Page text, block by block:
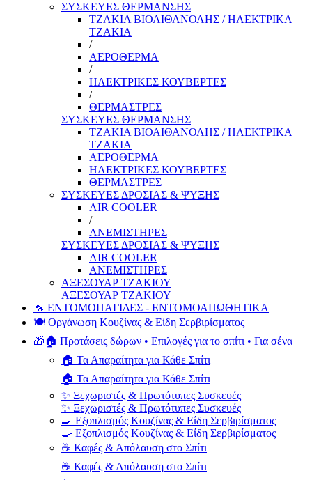
ΣΥΣΚΕΥΕΣ ΘΕΡΜΑΝΣΗΣ
ΤΖΑΚΙΑ ΒΙΟΑΙΘΑΝΟΛΗΣ / ΗΛΕΚΤΡΙΚΑ
ΤΖΑΚΙΑ
/
ΑΕΡΟΘΕΡΜΑ
/
ΗΛΕΚΤΡΙΚΕΣ ΚΟΥΒΕΡΤΕΣ
/
ΘΕΡΜΑΣΤΡΕΣ
ΣΥΣΚΕΥΕΣ ΘΕΡΜΑΝΣΗΣ
ΤΖΑΚΙΑ ΒΙΟΑΙΘΑΝΟΛΗΣ / ΗΛΕΚΤΡΙΚΑ
ΤΖΑΚΙΑ
ΑΕΡΟΘΕΡΜΑ
ΗΛΕΚΤΡΙΚΕΣ ΚΟΥΒΕΡΤΕΣ
ΘΕΡΜΑΣΤΡΕΣ
ΣΥΣΚΕΥΕΣ ΔΡΟΣΙΑΣ & ΨΥΞΗΣ
AIR COOLER
/
ΑΝΕΜΙΣΤΗΡΕΣ
ΣΥΣΚΕΥΕΣ ΔΡΟΣΙΑΣ & ΨΥΞΗΣ
AIR COOLER
ΑΝΕΜΙΣΤΗΡΕΣ
ΑΞΕΣΟΥΑΡ ΤΖΑΚΙΟΥ
ΑΞΕΣΟΥΑΡ ΤΖΑΚΙΟΥ
🦟 ΕΝΤΟΜΟΠΑΓΙΔΕΣ - ΕΝΤΟΜΟΑΠΩΘΗΤΙΚΑ
🍽️ Οργάνωση Κουζίνας & Είδη Σερβιρίσματος
🎁🏠 Προτάσεις δώρων • Επιλογές για το σπίτι • Για σένα
🏠 Τα Απαραίτητα για Κάθε Σπίτι
🏠 Τα Απαραίτητα για Κάθε Σπίτι
✨ Ξεχωριστές & Πρωτότυπες Συσκευές
✨ Ξεχωριστές & Πρωτότυπες Συσκευές
🍳 Εξοπλισμός Κουζίνας & Είδη Σερβιρίσματος
🍳 Εξοπλισμός Κουζίνας & Είδη Σερβιρίσματος
☕ Καφές & Απόλαυση στο Σπίτι
☕ Καφές & Απόλαυση στο Σπίτι